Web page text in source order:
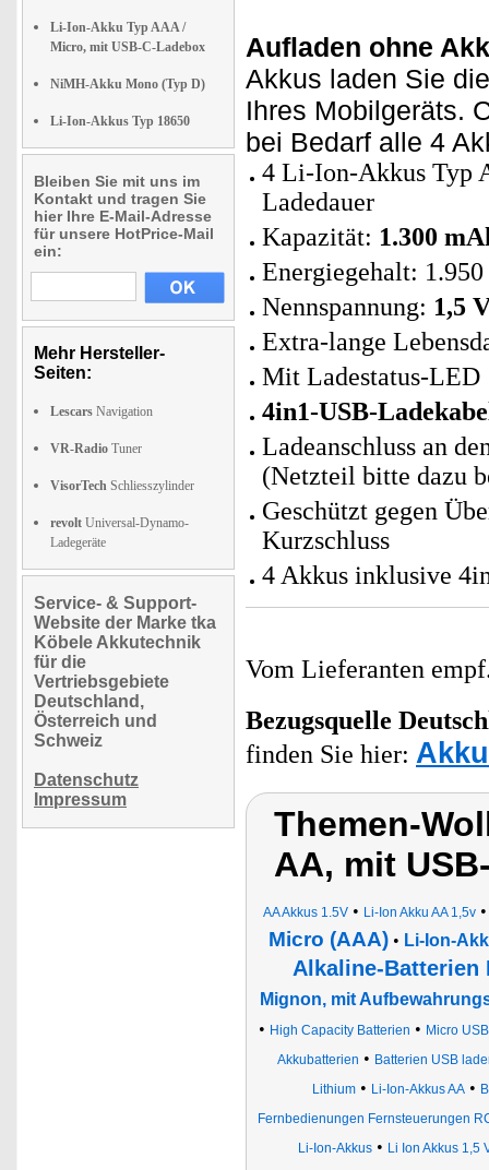
Li-Ion-Akku Typ AAA /
Micro, mit USB-C-Ladebox
NiMH-Akku Mono (Typ D)
Li-Ion-Akkus Typ 18650
Bleiben Sie mit uns im
Kontakt und tragen Sie
hier Ihre E-Mail-Adresse
für unsere HotPrice-Mail
ein:
Mehr Hersteller-
Seiten:
Lescars Navigation
VR-Radio Tuner
VisorTech Schliesszylinder
revolt Universal-Dynamo-
Ladegeräte
Service- & Support-
Website der Marke tka
Köbele Akkutechnik
für die
Vertriebsgebiete
Deutschland,
Österreich und
Schweiz
Datenschutz
Impressum
Aufladen ohne
Akkus laden Sie
Ihres Mobilgeräts.
bei Bedarf alle 4
4 Li-Ion-Akkus Typ
Ladedauer
Kapazität: 1.300
Energiegehalt:
Nennspannung: 1,5
Extra-lange
Mit Ladestatus-LED
4in1-USB-
Ladeanschluss an
(Netzteil bitte dazu
Geschützt gegen
Kurzschluss
4 Akkus inklusive
Vom Lieferanten
Bezugsquelle
finden Sie hier:
Themen-
AA, mit
AA Akkus 1.5V• Li-Ion Akku AA 1,5v
Micro (AAA)• Li-Ion-
Alkaline-Batterien
Mignon, mit
• High Capacity Batterien • Micro
Akkubatterien • Batterien USB
Lithium• Li-Ion-Akkus AA•
Fernbedienungen Fernsteuerungen
Li-Ion-Akkus• Li Ion Akkus 1,5